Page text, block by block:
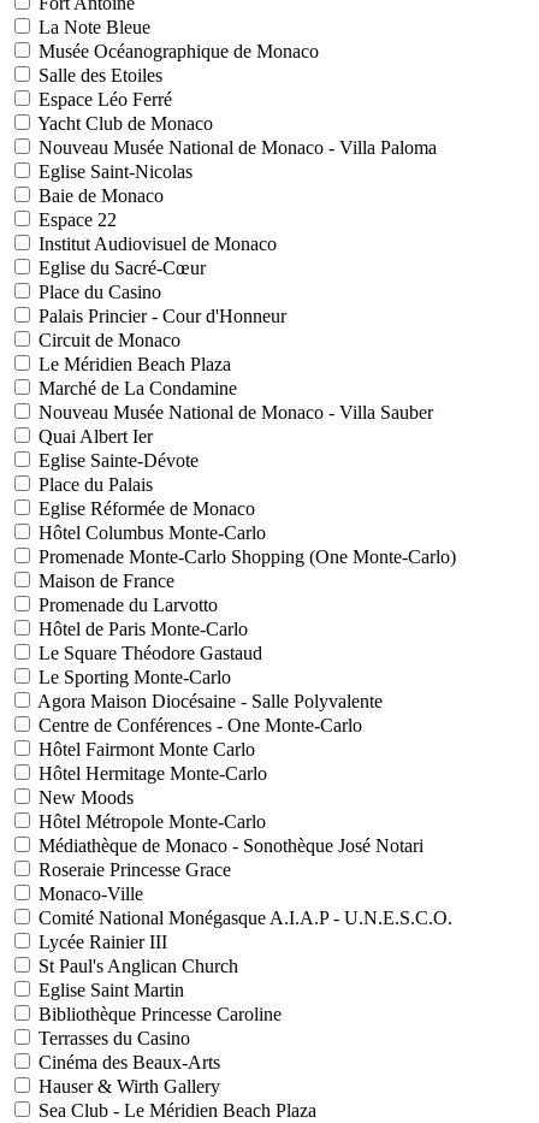
La Note Bleue
Musée Océanographique de Monaco
Salle des Etoiles
Espace Léo Ferré
Yacht Club de Monaco
Nouveau Musée National de Monaco - Villa Paloma
Eglise Saint-Nicolas
Baie de Monaco
Espace 22
Institut Audiovisuel de Monaco
Eglise du Sacré-Cœur
Place du Casino
Palais Princier - Cour d'Honneur
Circuit de Monaco
Le Méridien Beach Plaza
Marché de La Condamine
Nouveau Musée National de Monaco - Villa Sauber
Quai Albert Ier
Eglise Sainte-Dévote
Place du Palais
Eglise Réformée de Monaco
Hôtel Columbus Monte-Carlo
Promenade Monte-Carlo Shopping (One Monte-Carlo)
Maison de France
Promenade du Larvotto
Hôtel de Paris Monte-Carlo
Le Square Théodore Gastaud
Le Sporting Monte-Carlo
Agora Maison Diocésaine - Salle Polyvalente
Centre de Conférences - One Monte-Carlo
Hôtel Fairmont Monte Carlo
Hôtel Hermitage Monte-Carlo
New Moods
Hôtel Métropole Monte-Carlo
Médiathèque de Monaco - Sonothèque José Notari
Roseraie Princesse Grace
Monaco-Ville
Comité National Monégasque A.I.A.P - U.N.E.S.C.O.
Lycée Rainier III
St Paul's Anglican Church
Eglise Saint Martin
Bibliothèque Princesse Caroline
Terrasses du Casino
Cinéma des Beaux-Arts
Hauser & Wirth Gallery
Sea Club - Le Méridien Beach Plaza